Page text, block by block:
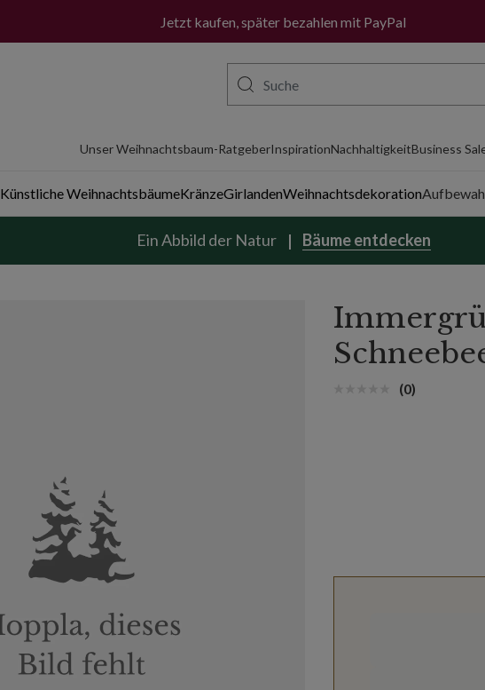
Jetzt kaufen, später bezahlen mit PayPal
Unser Weihnachtsbaum-RatgeberInspirationNachhaltigkeitBusiness
Künstliche WeihnachtsbäumeKränzeGirlandenWeihnachtsdekoration
Ein Abbild der Natur Bäume entdecken
(0)